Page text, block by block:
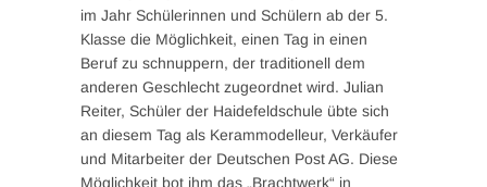
im Jahr Schülerinnen und Schülern ab der 5.
Klasse die Möglichkeit, einen Tag in einen
Beruf zu schnuppern, der traditionell dem
anderen Geschlecht zugeordnet wird. Julian
Reiter, Schüler der Haidefeldschule übte sich
an diesem Tag als Kerammodelleur, Verkäufer
und Mitarbeiter der Deutschen Post AG. Diese
Möglichkeit bot ihm das „Brachtwerk“ in